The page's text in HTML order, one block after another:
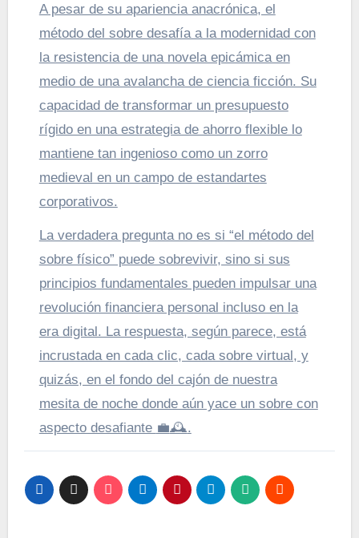
A pesar de su apariencia anacrónica, el
método del sobre desafía a la modernidad con
la resistencia de una novela epicámica en
medio de una avalancha de ciencia ficción. Su
capacidad de transformar un presupuesto
rígido en una estrategia de ahorro flexible lo
mantiene tan ingenioso como un zorro
medieval en un campo de estandartes
corporativos.
La verdadera pregunta no es si “el método del
sobre físico” puede sobrevivir, sino si sus
principios fundamentales pueden impulsar una
revolución financiera personal incluso en la
era digital. La respuesta, según parece, está
incrustada en cada clic, cada sobre virtual, y
quizás, en el fondo del cajón de nuestra
mesita de noche donde aún yace un sobre con
aspecto desafiante 💼🕰️.